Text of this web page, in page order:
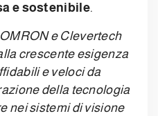
e sostenibile.
e Clevertech
crescente esigenza
e veloci da
della tecnologia
nei sistemi di visione